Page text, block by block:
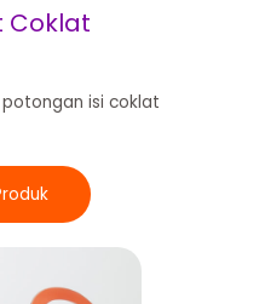
Coklat
isi coklat